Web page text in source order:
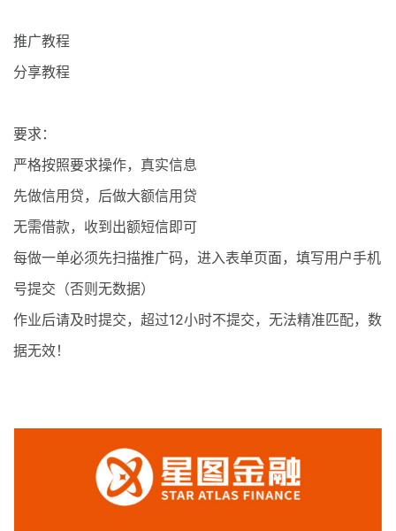
推广教程
分享教程
要求：
严格按照要求操作，真实信息
先做信用贷，后做大额信用贷
无需借款，收到出额短信即可
每做一单必须先扫描推广码，进入表单页面，填写用户手机
号提交（否则无数据）
作业后请及时提交，超过12小时不提交，无法精准匹配，数
据无效！